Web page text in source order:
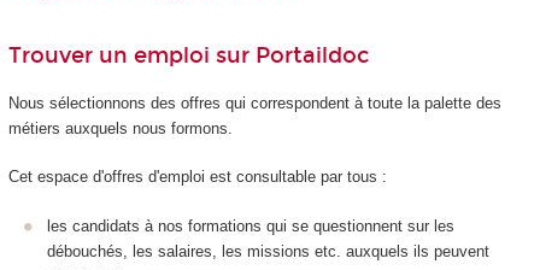
Trouver un emploi sur Portaildoc
Nous sélectionnons des offres qui correspondent à toute la palette des
métiers auxquels nous formons.
Cet espace d'offres d'emploi est consultable par tous :
les candidats à nos formations qui se questionnent sur les
débouchés, les salaires, les missions etc. auxquels ils peuvent